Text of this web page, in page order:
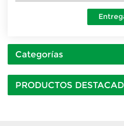
Categorías
PRODUCTOS